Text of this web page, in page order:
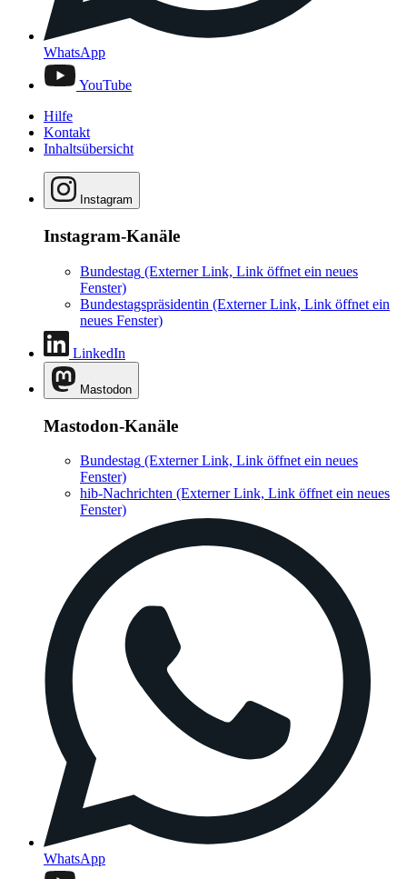
WhatsApp
YouTube
Hilfe
Kontakt
Inhaltsübersicht
Instagram
Instagram-Kanäle
Bundestag (Externer Link, Link öffnet ein neues
Fenster)
Bundestagspräsidentin (Externer Link, Link öffnet ein
neues Fenster)
LinkedIn
Mastodon
Mastodon-Kanäle
Bundestag (Externer Link, Link öffnet ein neues
Fenster)
hib-Nachrichten (Externer Link, Link öffnet ein neues
Fenster)
WhatsApp